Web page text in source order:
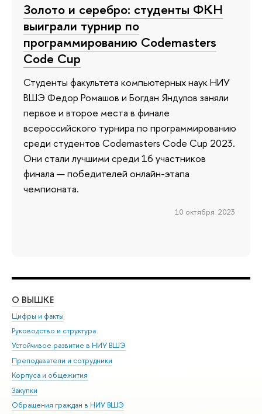
Золото и серебро: студенты ФКН
выиграли турнир по
программированию Codemasters
Code Cup
Студенты факультета компьютерных наук НИУ
ВШЭ Федор Ромашов и Богдан Яндулов заняли
первое и второе места в финале
всероссийского турнира по программированию
среди студентов Codemasters Code Cup 2023.
Они стали лучшими среди 16 участников
финала — победителей онлайн-этапа
чемпионата.
10 октября 2023
О ВЫШКЕ
Цифры и факты
Руководство и структура
Устойчивое развитие в НИУ ВШЭ
Преподаватели и сотрудники
Корпуса и общежития
Закупки
Обращения граждан в НИУ ВШЭ